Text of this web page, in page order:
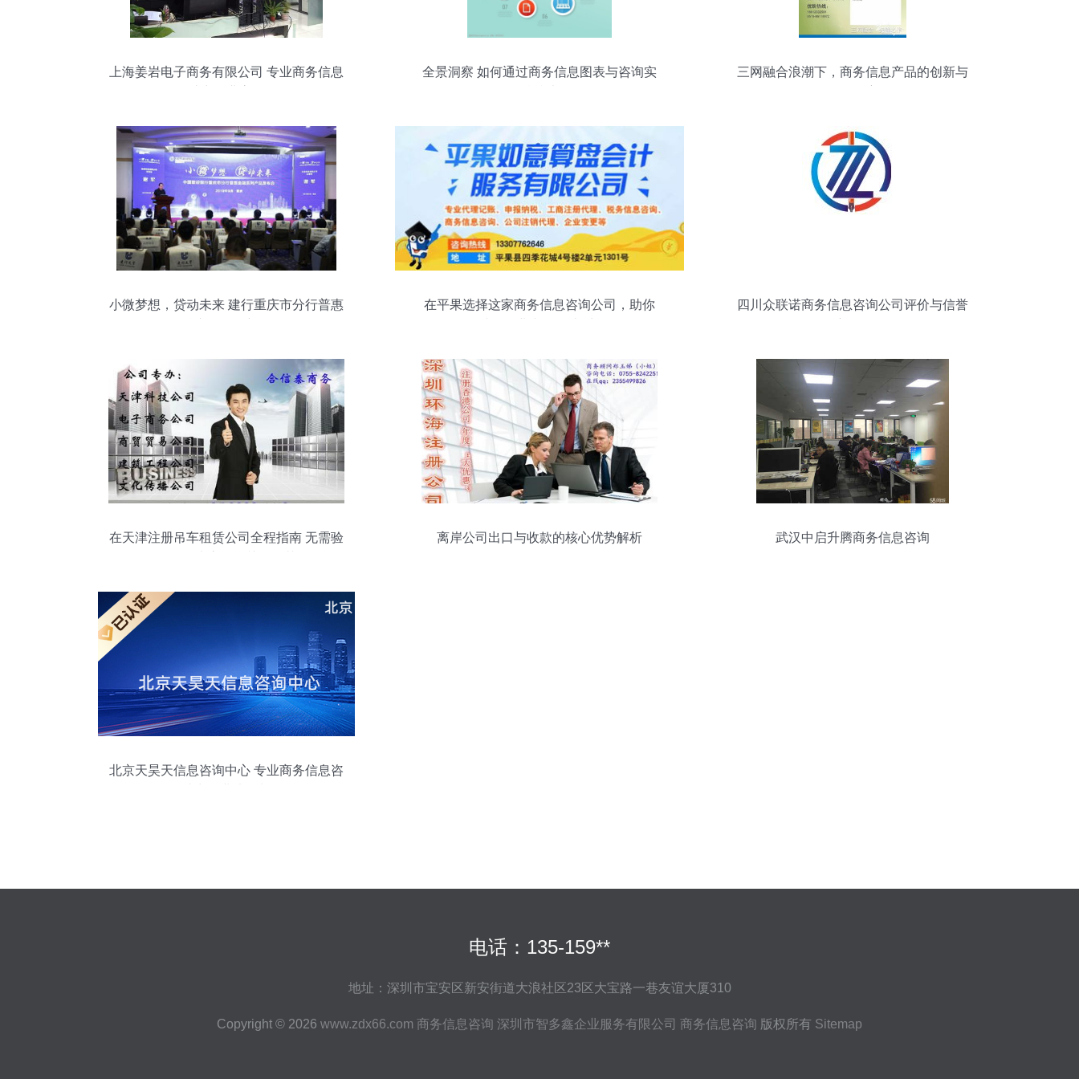
上海姜岩电子商务有限公司 专业商务信息
全景洞察 如何通过商务信息图表与咨询实
三网融合浪潮下，商务信息产品的创新与
小微梦想，贷动未来 建行重庆市分行普惠
在平果选择这家商务信息咨询公司，助你
四川众联诺商务信息咨询公司评价与信誉
在天津注册吊车租赁公司全程指南 无需验
离岸公司出口与收款的核心优势解析 武汉中启升腾商务信息咨询
北京天昊天信息咨询中心 专业商务信息咨
电话：135-159**
地址：深圳市宝安区新安街道大浪社区23区大宝路一巷友谊大厦310
Copyright © 2026 www.zdx66.com 商务信息咨询 深圳市智多鑫企业服务有限公司 商务信息咨询 版权所有 Sitemap